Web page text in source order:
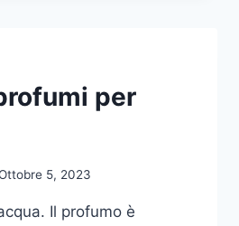
per
5, 2023
Il profumo è